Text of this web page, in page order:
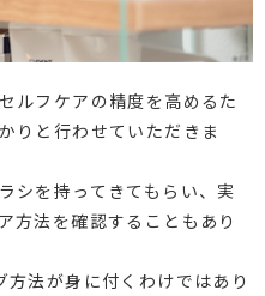
ルフケアの精度を高めるた
りと行わせていただきま
シを持ってきてもらい、実
方法を確認することもあり
法が身に付くわけではあり